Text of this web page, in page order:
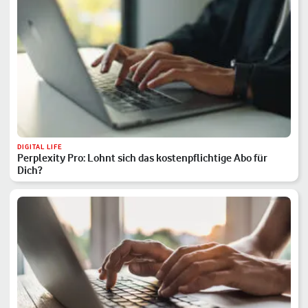
DIGITAL LIFE
Perplexity Pro: Lohnt sich das kostenpflichtige Abo für
Dich?